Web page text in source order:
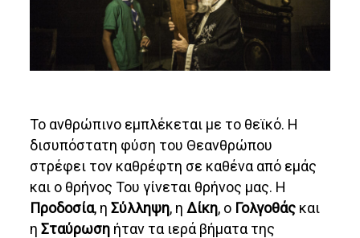
Το ανθρώπινο εμπλέκεται με το θεϊκό. Η
δισυπόστατη φύση του Θεανθρώπου
στρέφει τον καθρέφτη σε καθένα από εμάς
και ο θρήνος Του γίνεται θρήνος μας. Η
Προδοσία, ηΣύλληψη, η Δίκη, ο Γολγοθάς και
ηΣταύρωση ήταν τα ιερά βήματα της